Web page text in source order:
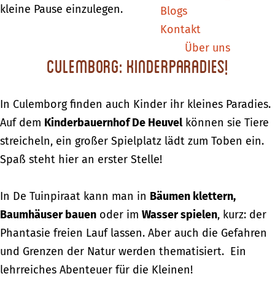
Blogs
Kontakt
Über uns
kleine Pause einzulegen.
Culemborg: Kinderparadies!
In Culemborg finden auch Kinder ihr kleines Paradies.
Auf dem Kinderbauernhof De Heuvelkönnen sie Tiere
streicheln, ein großer Spielplatz lädt zum Toben ein.
Spaß steht hier an erster Stelle!
In De Tuinpiraat kann man in Bäumen klettern,
Baumhäuser bauen oder im Wasser spielen, kurz: der
Phantasie freien Lauf lassen. Aber auch die Gefahren
und Grenzen der Natur werden thematisiert. Ein
lehrreiches Abenteuer für die Kleinen!